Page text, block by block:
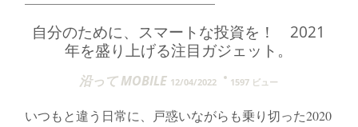
自分のために、スマートな投資を！ 2021
年を盛り上げる注目ガジェット。
沿って MOBILE 12/04/2022 1597 ビュー
いつもと違う日常に、戸惑いながらも乗り切った2020